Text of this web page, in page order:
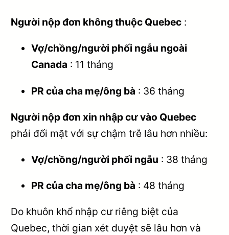
Người nộp đơn không thuộc Quebec :
Vợ/chồng/người phối ngẫu ngoài
Canada : 11 tháng
PR của cha mẹ/ông bà : 36 tháng
Người nộp đơn xin nhập cư vào Quebec
phải đối mặt với sự chậm trễ lâu hơn nhiều:
Vợ/chồng/người phối ngẫu : 38 tháng
PR của cha mẹ/ông bà : 48 tháng
Do khuôn khổ nhập cư riêng biệt của
Quebec, thời gian xét duyệt sẽ lâu hơn và